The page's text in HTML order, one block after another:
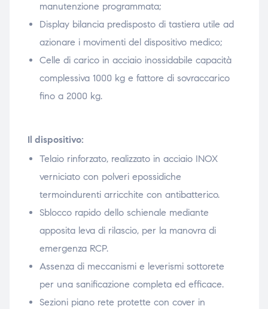
manutenzione programmata;
Display bilancia predisposto di tastiera utile ad
azionare i movimenti del dispositivo medico;
Celle di carico in acciaio inossidabile capacità
complessiva 1000 kg e fattore di sovraccarico
fino a 2000 kg.
Il dispositivo:
Telaio rinforzato, realizzato in acciaio INOX
verniciato con polveri epossidiche
termoindurenti arricchite con antibatterico.
Sblocco rapido dello schienale mediante
apposita leva di rilascio, per la manovra di
emergenza RCP.
Assenza di meccanismi e leverismi sottorete
per una sanificazione completa ed efficace.
Sezioni piano rete protette con cover in